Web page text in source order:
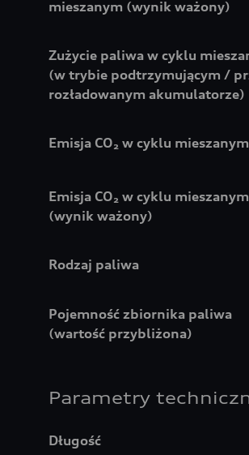
mieszanym (wynik ważony)
Zużycie paliwa w cyklu
(w trybie podtrzymującym /
rozładowanym akumulatorze)
Emisja CO₂ w cyklu mieszanym
Emisja CO₂ w cyklu mieszanym
(wynik ważony)
Rodzaj paliwa
Pojemność zbiornika paliwa
(wartość przybliżona)
Parametry
Długość